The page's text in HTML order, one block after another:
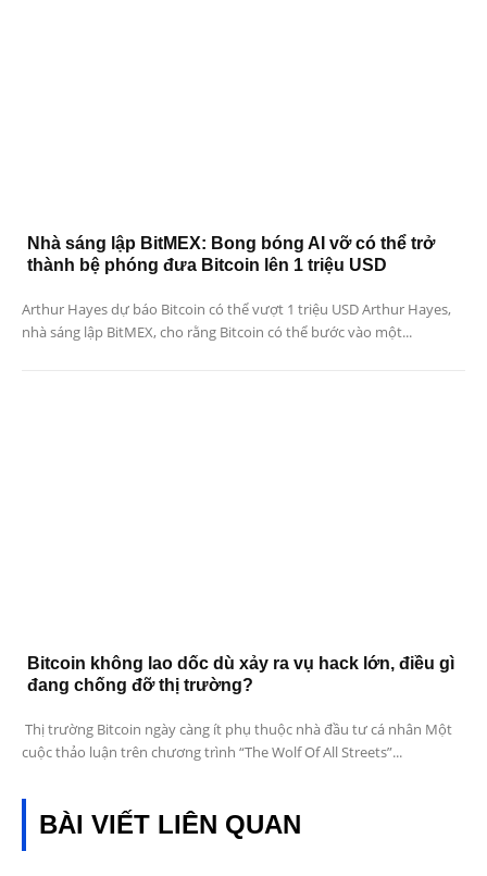
Nhà sáng lập BitMEX: Bong bóng AI vỡ có thể trở
thành bệ phóng đưa Bitcoin lên 1 triệu USD
Arthur Hayes dự báo Bitcoin có thể vượt 1 triệu USD Arthur Hayes,
nhà sáng lập BitMEX, cho rằng Bitcoin có thể bước vào một...
Bitcoin không lao dốc dù xảy ra vụ hack lớn, điều gì
đang chống đỡ thị trường?
Thị trường Bitcoin ngày càng ít phụ thuộc nhà đầu tư cá nhân Một
cuộc thảo luận trên chương trình “The Wolf Of All Streets”...
BÀI VIẾT LIÊN QUAN